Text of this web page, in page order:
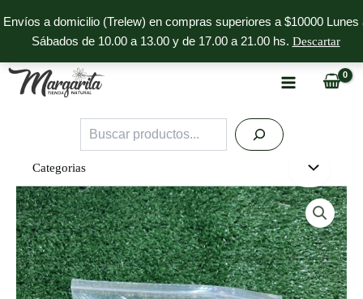
Envíos a domicilio (Trelew) en compras superiores a $10000 Lunes
Sábados de 10.00 a 13.00 y de 17.00 a 21.00 hs. Descartar
al
contenido
Buscar
Categorias
Avena
Gruesa
Margarita
x
1
kg
cantidad